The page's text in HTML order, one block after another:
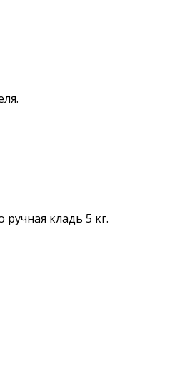
кладь 5 кг.